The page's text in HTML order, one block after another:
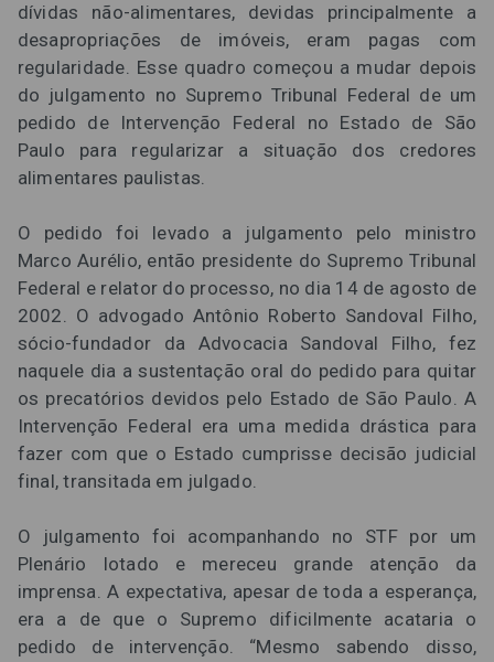
dívidas não-alimentares, devidas principalmente a
desapropriações de imóveis, eram pagas com
regularidade. Esse quadro começou a mudar depois
do julgamento no Supremo Tribunal Federal de um
pedido de Intervenção Federal no Estado de São
Paulo para regularizar a situação dos credores
alimentares paulistas.
O pedido foi levado a julgamento pelo ministro
Marco Aurélio, então presidente do Supremo Tribunal
Federal e relator do processo, no dia 14 de agosto de
2002. O advogado Antônio Roberto Sandoval Filho,
sócio-fundador da Advocacia Sandoval Filho, fez
naquele dia a sustentação oral do pedido para quitar
os precatórios devidos pelo Estado de São Paulo. A
Intervenção Federal era uma medida drástica para
fazer com que o Estado cumprisse decisão judicial
final, transitada em julgado.
O julgamento foi acompanhando no STF por um
Plenário lotado e mereceu grande atenção da
imprensa. A expectativa, apesar de toda a esperança,
era a de que o Supremo dificilmente acataria o
pedido de intervenção. “Mesmo sabendo disso,